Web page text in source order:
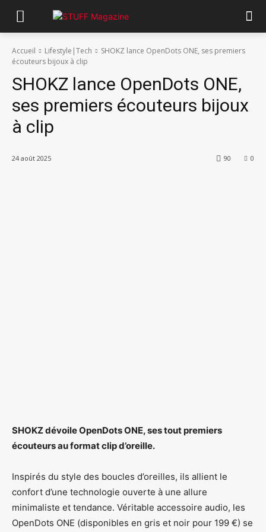
Accueil Lifestyle|Tech
SHOKZ lance OpenDots ONE, ses premiers
écouteurs bijoux à clip
SHOKZ lance OpenDots ONE,
ses premiers écouteurs bijoux
à clip
24 août 2025 0
90
SHOKZ dévoile OpenDots ONE, ses tout premiers
écouteurs au format clip d’oreille.
Inspirés du style des boucles d’oreilles, ils allient le
confort d’une technologie ouverte à une allure
minimaliste et tendance. Véritable accessoire audio, les
OpenDots ONE (disponibles en gris et noir pour 199 €) se